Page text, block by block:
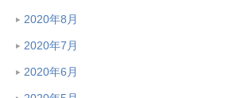
2020年8月
2020年7月
2020年6月